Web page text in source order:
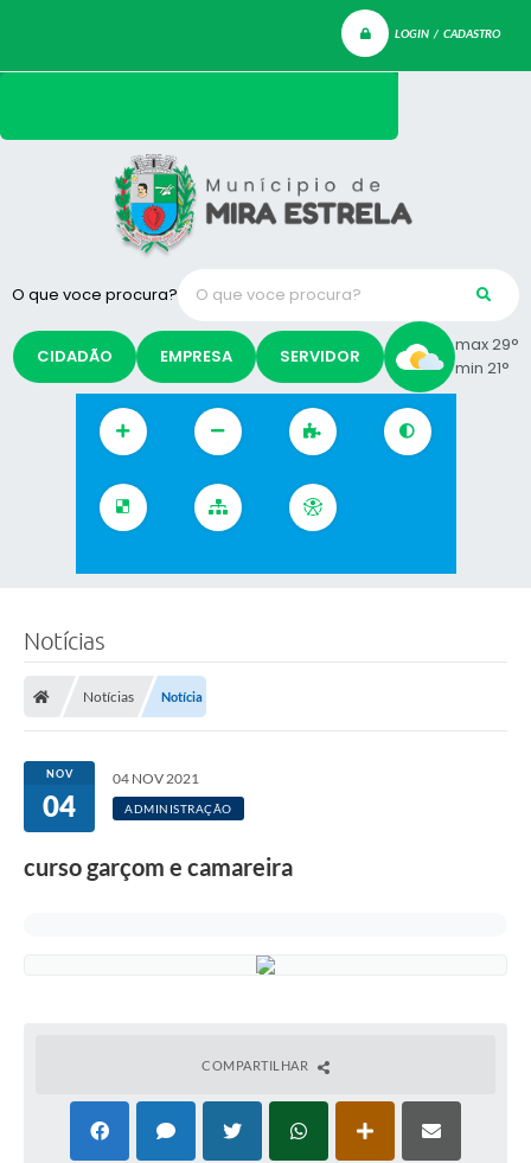
LOGIN / CADASTRO
O que voce procura?
CIDADÃO EMPRESA SERVIDOR
max 29°
min 21°
Notícias
Notícias Notícia
NOV
04
04 NOV 2021
ADMINISTRAÇÃO
curso garçom e camareira
COMPARTILHAR